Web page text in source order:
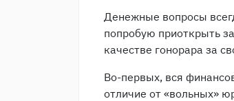
Денежные вопросы
попробую приоткрыть
качестве гонорара за
Во-первых, вся
отличие от «вольных»